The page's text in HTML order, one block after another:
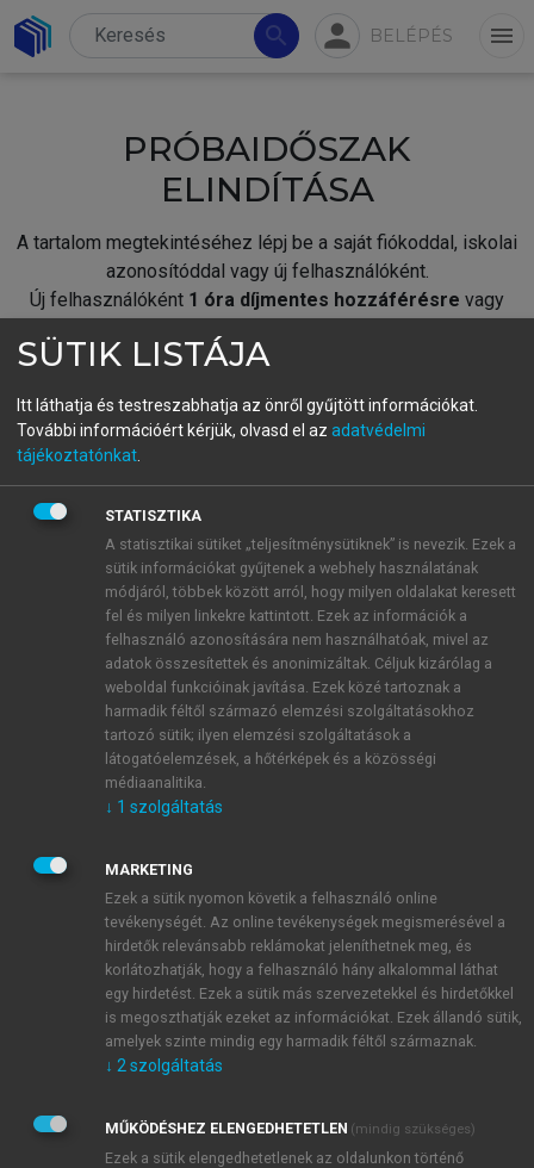
search person BELÉPÉS menu
PRÓBAIDŐSZAK
ELINDÍTÁSA
A tartalom megtekintéséhez lépj be a saját fiókoddal, iskolai
azonosítóddal vagy új felhasználóként.
Új felhasználóként 1 óra díjmentes hozzáférésre vagy
fiókoddal,vagy hozz létre új fiókot.
A regisztráció után apróbaidőszakautomatikusan
BELÉPÉS SAJÁT FIÓKKAL
ÚJ FIÓK LÉTREHOZÁSA
1 óra díjmentes hozzáférés
E-MAIL-CÍM
JELSZÓ
JELSZÓ ÚJRA
Kérek értesítést a MeRSZ újdonságairól, akcióiról.
Kérek értesítést az Akadémiai Kiadó Zrt. újdonságairól,
Adatkezelési tájékoztatóbanfoglaltakat tudomásul
veszem és elfogadom.
SÜTIK LISTÁJA
Itt láthatja és testreszabhatja az önről gyűjtött információkat.
További információért kérjük, olvasd el az adatvédelmi
tájékoztatónkat
STATISZTIKA
A statisztikai sütiket „teljesítménysütiknek” is nevezik. Ezek a
sütik információkat gyűjtenek a webhely használatának
módjáról, többek között arról, hogy milyen oldalakat keresett
fel és milyen linkekre kattintott. Ezek az információk a
felhasználó azonosítására nem használhatóak, mivel az
adatok összesítettek és anonimizáltak. Céljuk kizárólag a
weboldal funkcióinak javítása. Ezek közé tartoznak a
harmadik féltől származó elemzési szolgáltatásokhoz
tartozó sütik; ilyen elemzési szolgáltatások a
látogatóelemzések, a hőtérképek és a közösségi
médiaanalitika.
↓ 1 szolgáltatás
MARKETING
Ezek a sütik nyomon követik a felhasználó online
tevékenységét. Az online tevékenységek megismerésével a
hirdetők relevánsabb reklámokat jeleníthetnek meg, és
korlátozhatják, hogy a felhasználó hány alkalommal láthat
egy hirdetést. Ezek a sütik más szervezetekkel és hirdetőkkel
is megoszthatják ezeket az információkat. Ezek állandó sütik,
amelyek szinte mindig egy harmadik féltől származnak.
↓ 2 szolgáltatás
MŰKÖDÉSHEZ ELENGEDHETETLEN (mindig szükséges)
Ezek a sütik elengedhetetlenek az oldalunkon történő